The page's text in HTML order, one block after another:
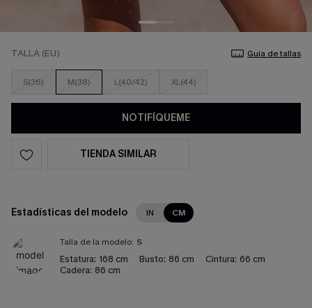
TALLA (EU) Guía de tallas
S(36) M(38) L(40/42) XL(44)
NOTIFÍQUEME
TIENDA SIMILAR
Estadísticas del modelo IN CM
Talla de la modelo: S
Estatura: 168 cm Busto: 86 cm Cintura: 66 cm
Cadera: 86 cm